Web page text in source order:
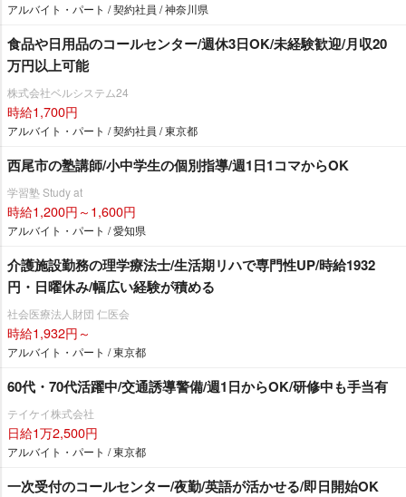
アルバイト・パート / 契約社員 / 神奈川県
食品や日用品のコールセンター/週休3日OK/未経験歓迎/月収20
万円以上可能
株式会社ベルシステム24
時給1,700円
アルバイト・パート / 契約社員 / 東京都
西尾市の塾講師/小中学生の個別指導/週1日1コマからOK
学習塾 Study at
時給1,200円～1,600円
アルバイト・パート / 愛知県
介護施設勤務の理学療法士/生活期リハで専門性UP/時給1932
円・日曜休み/幅広い経験が積める
社会医療法人財団 仁医会
時給1,932円～
アルバイト・パート / 東京都
60代・70代活躍中/交通誘導警備/週1日からOK/研修中も手当有
テイケイ株式会社
日給1万2,500円
アルバイト・パート / 東京都
一次受付のコールセンター/夜勤/英語が活かせる/即日開始OK